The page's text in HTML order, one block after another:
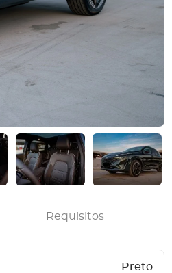
Requisitos
Preto